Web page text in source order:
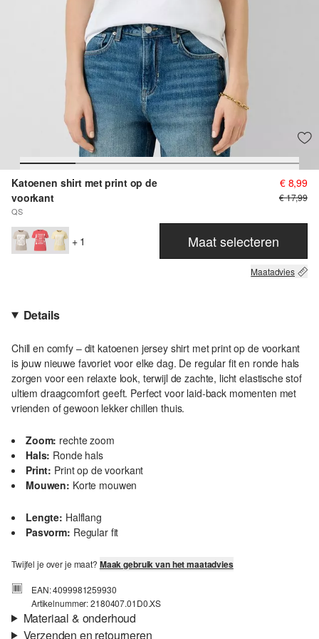
Katoenen shirt met print op de
voorkant
QS
€ 8,99
€ 17,99
+ 1 Maat selecteren
Maatadvies
Details
Chill en comfy – dit katoenen jersey shirt met print op de voorkant
is jouw nieuwe favoriet voor elke dag. De regular fit en ronde hals
zorgen voor een relaxte look, terwijl de zachte, licht elastische stof
ultiem draagcomfort geeft. Perfect voor laid-back momenten met
vrienden of gewoon lekker chillen thuis.
Zoom: rechte zoom
Hals: Ronde hals
Print: Print op de voorkant
Mouwen: Korte mouwen
Lengte: Halflang
Pasvorm: Regular fit
Twijfel je over je maat? Maak gebruik van het maatadvies
EAN: 4099981259930
Artikelnummer: 2180407.01D0.XS
Materiaal & onderhoud
Verzenden en retourneren